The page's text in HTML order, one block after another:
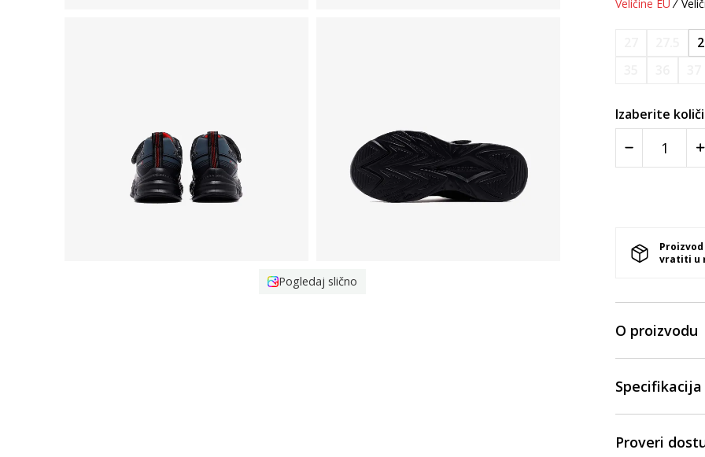
Pogledaj slično
Veličine EU
Izaberite
vratiti u
O proizvodu
Specifikacija
Proveri